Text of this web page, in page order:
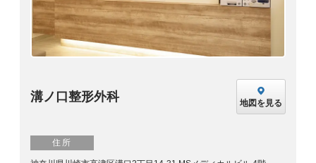
溝ノ口整形外科 地図を見る
住所